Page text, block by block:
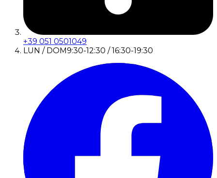
+39 051 0501049
LUN / DOM9:30-12:30 / 16:30-19:30